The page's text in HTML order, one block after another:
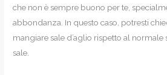
che non è sempre buono per te,
abbondanza. In questo caso, potresti
mangiare sale d’aglio rispetto al normale
sale.